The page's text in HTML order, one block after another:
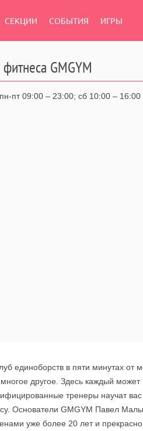
СЕКЦИИ СОБЫТИЯ ИГРЫ
GMGYM
пн-пт 09:00 – 23:00 сб 10:00 – 16:00
единоборств в пяти минутах
другое. Здесь каждый
тренеры научат
Основатели GMGYM Павел
уже более 20 лет и